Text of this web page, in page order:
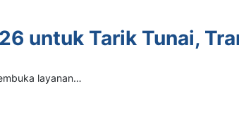
untuk Tarik Tunai,
layanan…